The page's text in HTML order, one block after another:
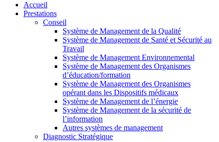
Accueil
Prestations
Conseil
Système de Management de la Qualité
Système de Management de Santé et Sécurité au
Travail
Système de Management Environnemental
Système de Management des Organismes
d’éducation/formation
Système de Management des Organismes
opérant dans les Dispositifs médicaux
Système de Management de l’énergie
Système de Management de la sécurité de
l’information
Autres systèmes de management
Diagnostic Stratégique